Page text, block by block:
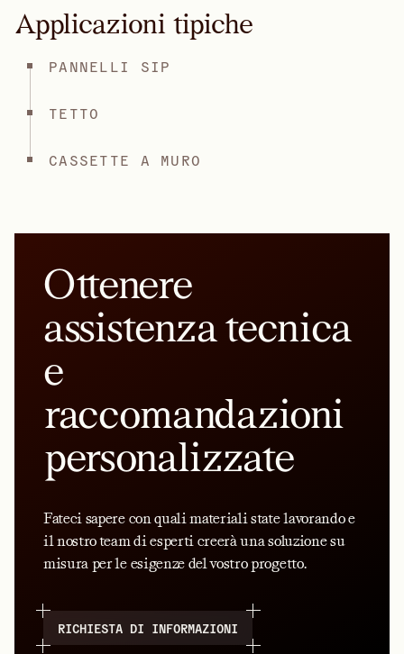
Applicazioni tipiche
PANNELLI SIP
TETTO
CASSETTE A MURO
Ottenere
assistenza tecnica
e
raccomandazioni
personalizzate
Fateci sapere con quali materiali state lavorando e
il nostro team di esperti creerà una soluzione su
misura per le esigenze del vostro progetto.
RICHIESTA DI INFORMAZIONI